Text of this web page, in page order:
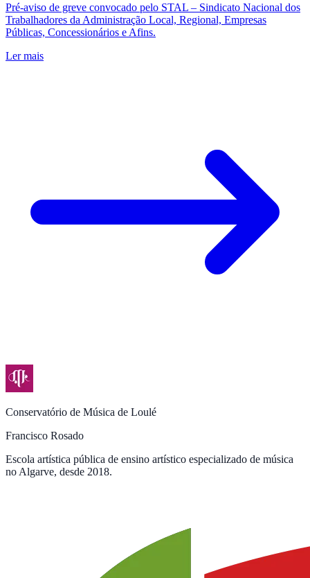
Pré-aviso de greve convocado pelo STAL – Sindicato Nacional dos
Trabalhadores da Administração Local, Regional, Empresas
Públicas, Concessionários e Afins.
Ler mais
Conservatório de Música de Loulé
Francisco Rosado
Escola artística pública de ensino artístico especializado de música
no Algarve, desde 2018.